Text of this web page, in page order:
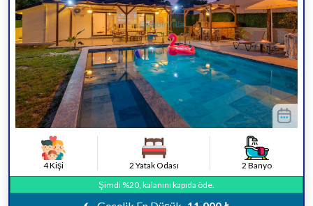
4 Kişi 2 Yatak Odası
2 Banyo
Şimdi %20, kalanını kapıda öde.